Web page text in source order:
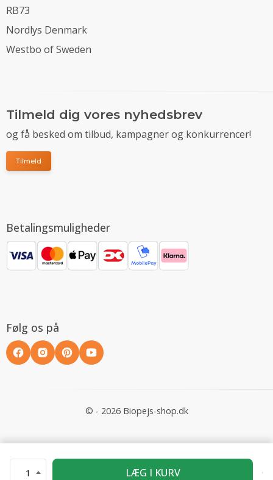
1 LÆG I KURV
RB73
Nordlys Denmark
Westbo of Sweden
Tilmeld dig vores nyhedsbrev
og få besked om tilbud, kampagner og konkurrencer!
Tilmeld
Betalingsmuligheder
Følg os på
© - 2026 Biopejs-shop.dk